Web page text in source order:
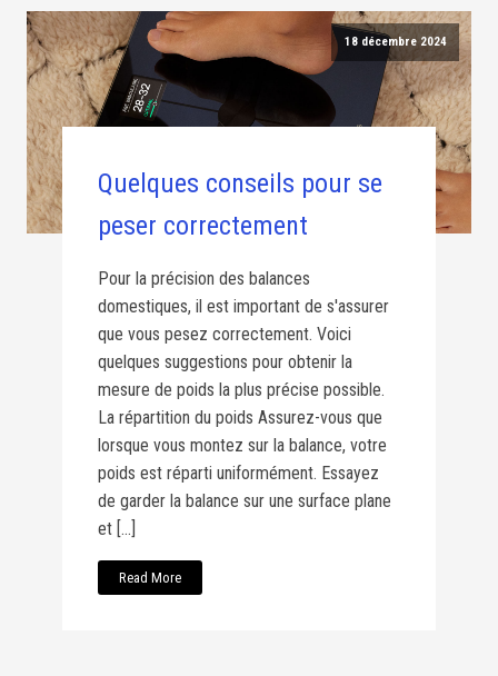
18 décembre 2024
Quelques conseils pour se
peser correctement
Pour la précision des balances
domestiques, il est important de s'assurer
que vous pesez correctement. Voici
quelques suggestions pour obtenir la
mesure de poids la plus précise possible.
La répartition du poids Assurez-vous que
lorsque vous montez sur la balance, votre
poids est réparti uniformément. Essayez
de garder la balance sur une surface plane
et […]
Read More